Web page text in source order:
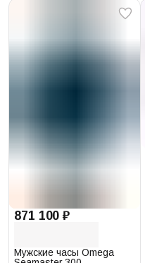
871 100 ₽
Мужские часы Omega